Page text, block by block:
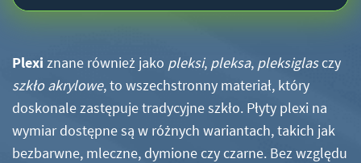
Plexi znane również jako pleksi, pleksa, pleksiglasczy
szkło akrylowe, to wszechstronny materiał, który
doskonale zastępuje tradycyjne szkło. Płyty plexi na
wymiar dostępne są w różnych wariantach, takich jak
bezbarwne, mleczne, dymione czy czarne. Bez względu